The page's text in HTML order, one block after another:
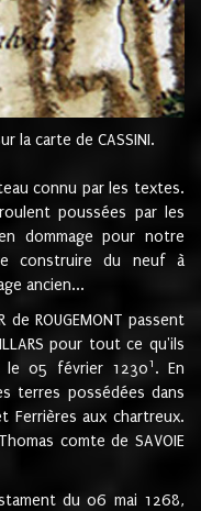
la carte de CASSINI.
connu par les textes.
poussées par les
dommage pour notre
construire du neuf à
ancien...
de ROUGEMONT passent
pour tout ce qu'ils
le 05 février 12301 . En
terres possédées dans
Ferrières aux chartreux.
comte de SAVOIE
du 06 mai 1268,